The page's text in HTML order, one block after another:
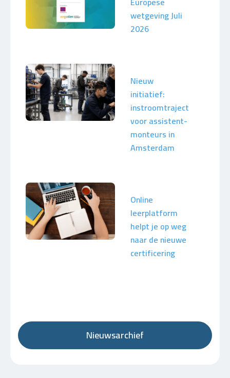
wetgeving Juli
2026
Nieuw
initiatief:
instroomtraject
voor assistent-
monteurs in
Amsterdam
Online
leerplatform
helpt je op weg
naar de nieuwe
certificering
Nieuwsarchief